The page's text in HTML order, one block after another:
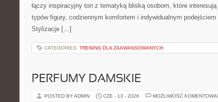
łączy inspiracyjny ton z tematyką bliską osobom, które
typów figury, codziennym komfortem i indywidualnym
Stylizacje […]
CATEGORIES: TRENING DLA ZAAWANSOWANYCH
PERFUMY DAMSKIE
POSTED BY ADMIN CZE - 13 - 2026 MOŻLIWOŚĆ